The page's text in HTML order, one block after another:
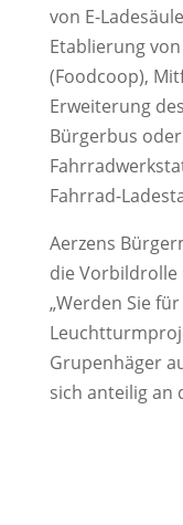
von E-
Etablierung
(Foodcoop),
Erweiterung
Bürgerbus
Fahrrad-
Aerzens
die Vorbildrolle
„Werden Sie
Grupenhäger
sich anteilig an